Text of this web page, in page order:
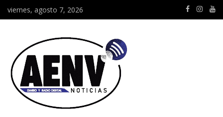
viernes, agosto 7, 2026